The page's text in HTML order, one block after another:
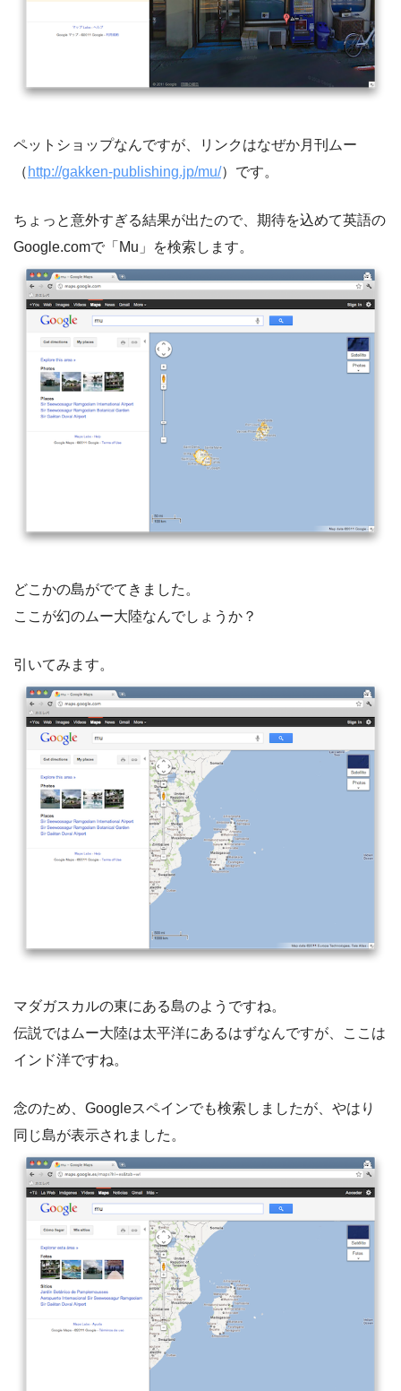
ペットショップなんですが、リンクはなぜか月刊ムー
（ http://gakken-publishing.jp/mu/）です。
ちょっと意外すぎる結果が出たので、期待を込めて英語の
Google.comで「Mu」を検索します。
どこかの島がでてきました。
ここが幻のムー大陸なんでしょうか？
引いてみます。
マダガスカルの東にある島のようですね。
伝説ではムー大陸は太平洋にあるはずなんですが、ここは
インド洋ですね。
念のため、Googleスペインでも検索しましたが、やはり
同じ島が表示されました。